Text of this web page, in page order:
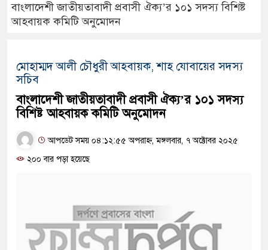
বাংলাদেশী জাতীয়তাবাদী প্রবাসী ঐক্য’র ১০১ সদস্য বিশিষ্ট
আহবায়ক কমিটি অনুমোদন
মোহাম্মদ আলী চৌধুরী আহবায়ক, শাহ যোবায়ের সদস্য
সচিব
বাংলাদেশী জাতীয়তাবাদী প্রবাসী ঐক্য’র ১০১ সদস্য
বিশিষ্ট আহবায়ক কমিটি অনুমোদন
আপডেট সময় ০৪:১২:৫৫ অপরাহ্ন, মঙ্গলবার, ৭ অক্টোবর ২০২৫
২০০ বার পড়া হয়েছে